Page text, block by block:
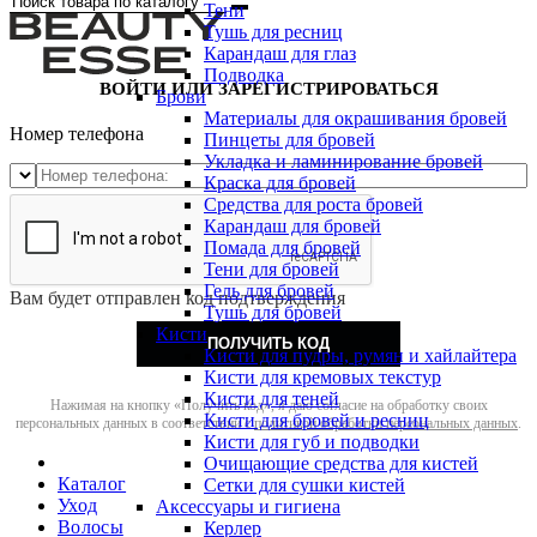
Тени
Тушь для ресниц
Карандаш для глаз
Подводка
Брови
Материалы для окрашивания бровей
Пинцеты для бровей
Укладка и ламинирование бровей
Краска для бровей
Средства для роста бровей
Карандаш для бровей
Помада для бровей
Тени для бровей
Гель для бровей
Тушь для бровей
Кисти
Кисти для пудры, румян и хайлайтера
Кисти для кремовых текстур
Кисти для теней
Кисти для бровей и ресниц
Кисти для губ и подводки
Очищающие средства для кистей
Сетки для сушки кистей
Аксессуары и гигиена
Керлер
ВОЙТИ ИЛИ ЗАРЕГИСТРИРОВАТЬСЯ
Номер телефона
Вам будет отправлен код подтверждения
ПОЛУЧИТЬ КОД
Нажимая на кнопку «Получить код», я даю согласие на обработку своих
персональных данных в соответствии сполитикой обработки персональных данных.
Каталог
Уход
Волосы